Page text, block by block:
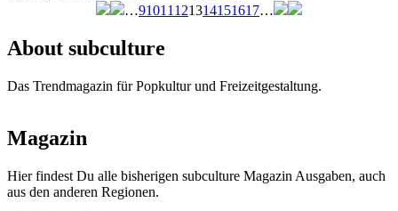
…91011 121314151617…
About subculture
Das Trendmagazin für Popkultur und Freizeitgestaltung.
Magazin
Hier findest Du alle bisherigen subculture Magazin Ausgaben, auch
aus den anderen Regionen.